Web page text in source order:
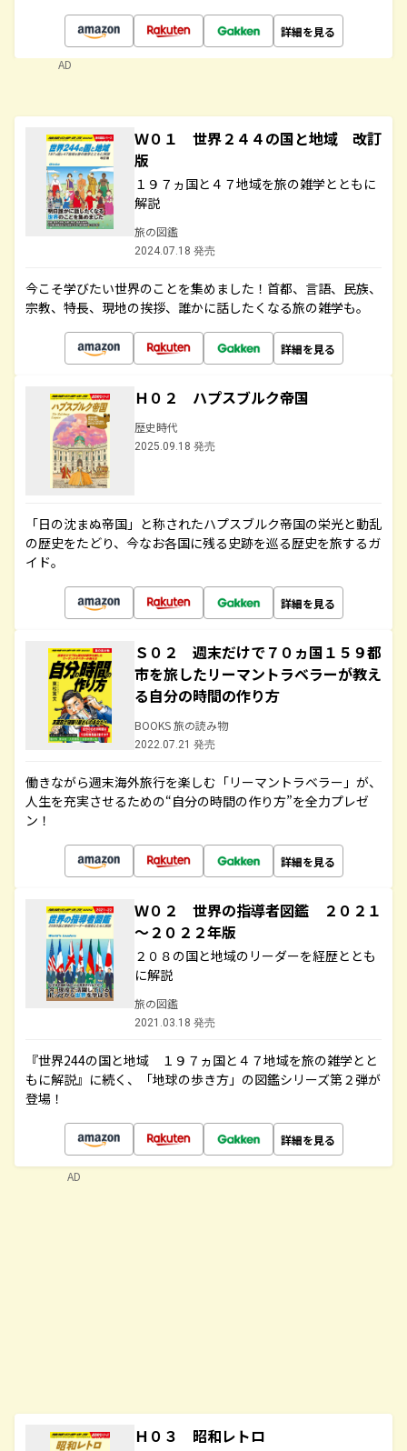
詳細を見る
AD
Ｗ０１ 世界２４４の国と地域 改訂
版
１９７ヵ国と４７地域を旅の雑学とともに
解説
旅の図鑑
2024.07.18 発売
今こそ学びたい世界のことを集めました！首都、言語、民族、
宗教、特長、現地の挨拶、誰かに話したくなる旅の雑学も。
詳細を見る
Ｈ０２ ハプスブルク帝国
歴史時代
2025.09.18 発売
「日の沈まぬ帝国」と称されたハプスブルク帝国の栄光と動乱
の歴史をたどり、今なお各国に残る史跡を巡る歴史を旅するガ
イド。
詳細を見る
Ｓ０２ 週末だけで７０ヵ国１５９都
市を旅したリーマントラベラーが教え
る自分の時間の作り方
BOOKS 旅の読み物
2022.07.21 発売
働きながら週末海外旅行を楽しむ「リーマントラベラー」が、
人生を充実させるための“自分の時間の作り方”を全力プレゼ
ン！
詳細を見る
Ｗ０２ 世界の指導者図鑑 ２０２１
～２０２２年版
２０８の国と地域のリーダーを経歴ととも
に解説
旅の図鑑
2021.03.18 発売
『世界244の国と地域 １９７ヵ国と４７地域を旅の雑学とと
もに解説』に続く、「地球の歩き方」の図鑑シリーズ第２弾が
登場！
詳細を見る
Ｈ０３ 昭和レトロ
AD